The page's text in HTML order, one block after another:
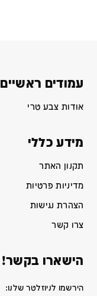
עמודים ראשיים
אודות צבע טרי
מידע כללי
תקנון האתר
מדיניות פרטיות
הצהרת נגישות
צרו קשר
הישארו בקשר!
הירשמו לניוזלטר שלנו: